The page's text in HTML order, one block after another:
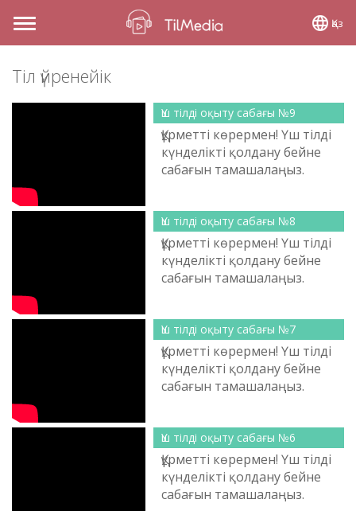
Toggle
navigation
Қаз
Тіл үйренейік
Үш тілді оқыту сабағы №9
Құрметті көрермен! Үш тілді
күнделікті қолдану бейне
сабағын тамашалаңыз.
басқар...
Үш тілді оқыту сабағы №8
Құрметті көрермен! Үш тілді
күнделікті қолдану бейне
сабағын тамашалаңыз.
басқар...
Үш тілді оқыту сабағы №7
Құрметті көрермен! Үш тілді
күнделікті қолдану бейне
сабағын тамашалаңыз.
басқар...
Үш тілді оқыту сабағы №6
Құрметті көрермен! Үш тілді
күнделікті қолдану бейне
сабағын тамашалаңыз.